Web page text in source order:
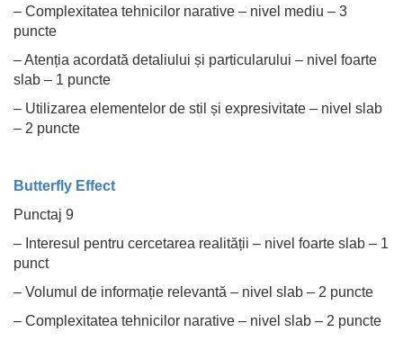
– Complexitatea tehnicilor narative – nivel mediu – 3
puncte
– Atenția acordată detaliului și particularului – nivel foarte
slab – 1 puncte
– Utilizarea elementelor de stil și expresivitate – nivel slab
– 2 puncte
Butterfly Effect
Punctaj 9
– Interesul pentru cercetarea realității – nivel foarte slab – 1
punct
– Volumul de informație relevantă – nivel slab – 2 puncte
– Complexitatea tehnicilor narative – nivel slab – 2 puncte